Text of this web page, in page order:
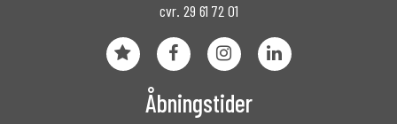
cvr. 29 61 72 01
Åbningstider